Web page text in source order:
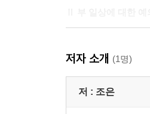
위 캔 스피크…
올해도 스치고 싶은
저자 소개 (1명)
저 : 조은